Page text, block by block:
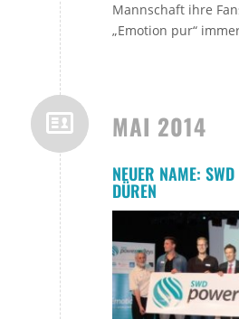
Mannschaft ihre
„Emotion pur“
MAI 2014
NEUER NAME:
DÜREN